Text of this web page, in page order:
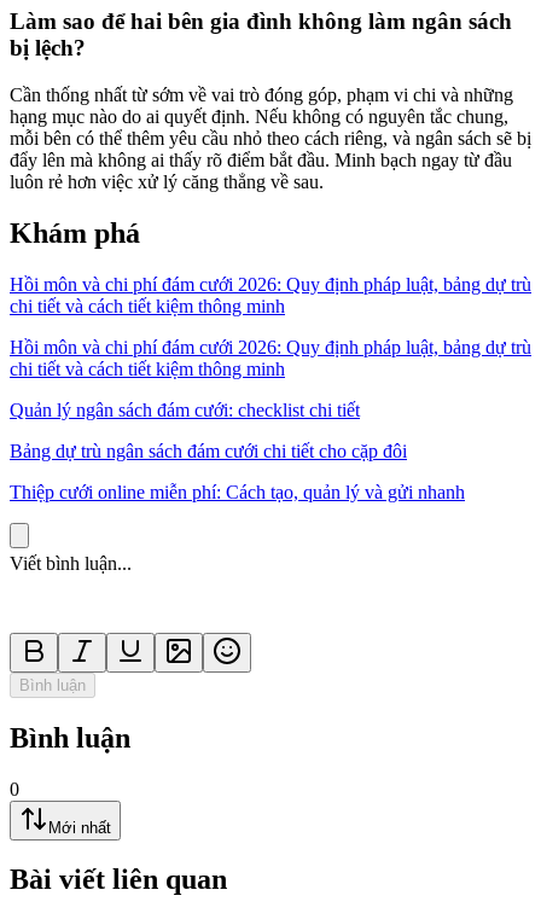
Làm sao để hai bên gia đình không làm ngân sách
bị lệch?
Cần thống nhất từ sớm về vai trò đóng góp, phạm vi chi và những
hạng mục nào do ai quyết định. Nếu không có nguyên tắc chung,
mỗi bên có thể thêm yêu cầu nhỏ theo cách riêng, và ngân sách sẽ bị
đẩy lên mà không ai thấy rõ điểm bắt đầu. Minh bạch ngay từ đầu
luôn rẻ hơn việc xử lý căng thẳng về sau.
Khám phá
Hồi môn và chi phí đám cưới 2026: Quy định pháp luật, bảng dự trù
chi tiết và cách tiết kiệm thông minh
Hồi môn và chi phí đám cưới 2026: Quy định pháp luật, bảng dự trù
chi tiết và cách tiết kiệm thông minh
Quản lý ngân sách đám cưới: checklist chi tiết
Bảng dự trù ngân sách đám cưới chi tiết cho cặp đôi
Thiệp cưới online miễn phí: Cách tạo, quản lý và gửi nhanh
Viết bình luận...
Bình luận
Bình luận
0
Mới nhất
Bài viết liên quan